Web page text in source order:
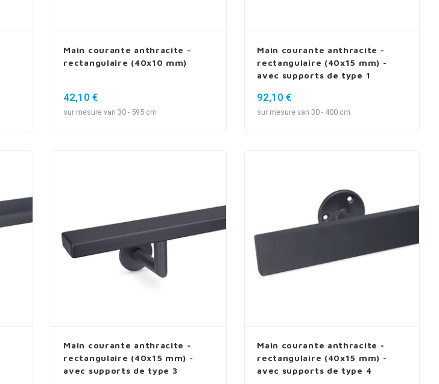
Main courante anthracite -
rectangulaire (40x10 mm)
42,10 €
sur mesure van 30 - 595 cm
Main courante anthracite -
rectangulaire (40x15 mm) -
avec supports de type 1
92,10 €
sur mesure van 30 - 400 cm
Main courante anthracite -
rectangulaire (40x15 mm) -
avec supports de type 3
Main courante anthracite -
rectangulaire (40x15 mm) -
avec supports de type 4